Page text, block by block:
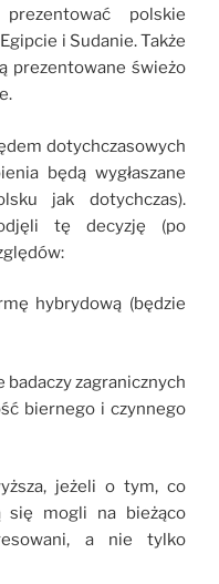
polskie
i Sudanie. Także
prezentowane świeżo
dotychczasowych
będą wygłaszane
jak dotychczas).
tę decyzję (po
hybrydową (będzie
badaczy zagranicznych
biernego i czynnego
jeżeli o tym, co
się mogli na bieżąco
a nie tylko